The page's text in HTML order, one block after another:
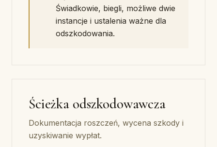
Świadkowie, biegli, możliwe dwie
instancje i ustalenia ważne dla
odszkodowania.
Ścieżka odszkodowawcza
Dokumentacja roszczeń, wycena szkody i
uzyskiwanie wypłat.